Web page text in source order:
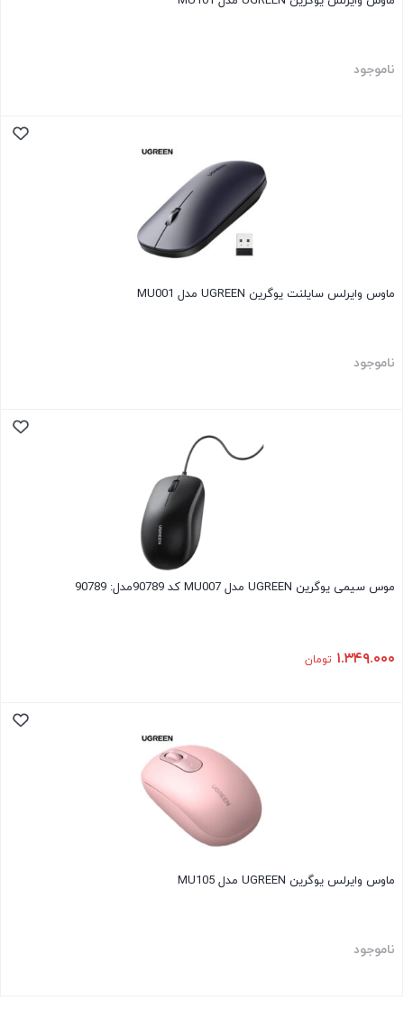
ناموجود
ماوس وایرلس سایلنت یوگرین UGREEN مدل MU001
ناموجود
موس سیمی یوگرین UGREEN مدل MU007 کد 90789مدل: 90789
۱.۳۴۹.۰۰۰ تومان
ماوس وایرلس یوگرین UGREEN مدل MU105
ناموجود